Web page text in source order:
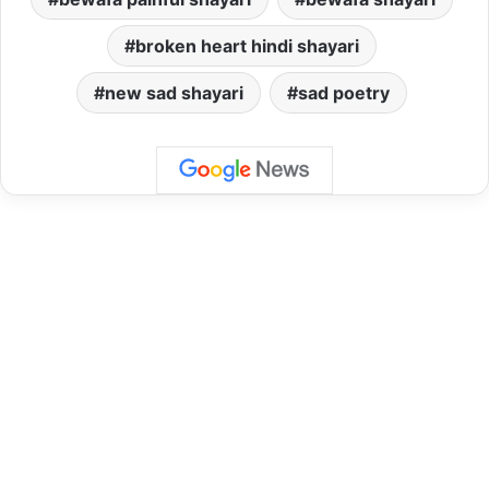
broken heart hindi shayari
new sad shayari sad poetry